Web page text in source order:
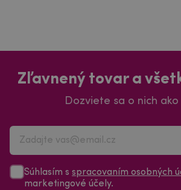
Zľavnený tovar a
Dozviete sa o nich ako
Súhlasím s spracovaním osobných
marketingové účely.